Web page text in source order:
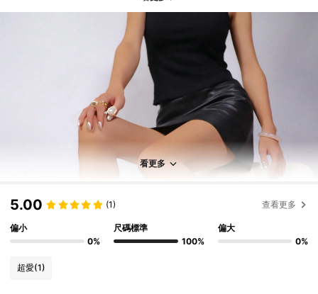
看更多
5.00 (1) 查看更多
偏小
0%
尺碼標準
100%
偏大
0%
超愛(1)